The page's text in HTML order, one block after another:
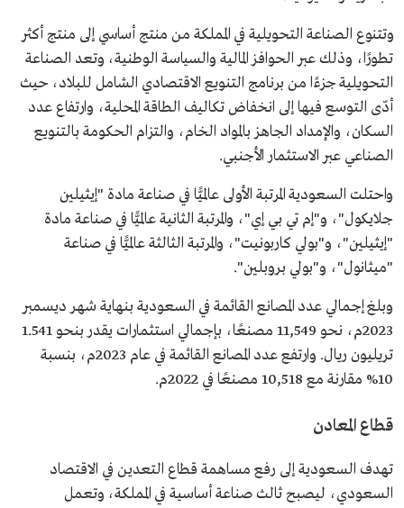
وتتنوع الصناعة التحويلية في المملكة من منتج أساسي إلى منتج أكثر
تطورًا، وذلك عبر الحوافز المالية والسياسة الوطنية، وتعد الصناعة
التحويلية جزءًا من برنامج التنويع الاقتصادي الشامل للبلاد، حيث
أدّى التوسع فيها إلى انخفاض تكاليف الطاقة المحلية، وارتفاع عدد
السكان، والإمداد الجاهز بالمواد الخام، والتزام الحكومة بالتنويع
الصناعي عبر الاستثمار الأجنبي.
واحتلت السعودية المرتبة الأولى عالميًّا في صناعة مادة "إيثيلين
جلايكول"، و"إم تي بي إي"، والمرتبة الثانية عالميًّا في صناعة مادة
"إيثيلين"، و"بولي كاربونيت"، والمرتبة الثالثة عالميًّا في صناعة
"ميثانول"، و"بولي بروبلين".
وبلغ إجمالي عدد المصانع القائمة في السعودية بنهاية شهر ديسمبر
2023م، نحو 11,549 مصنعًا، بإجمالي استثمارات يقدر بنحو 1.541
تريليون ريال. وارتفع عدد المصانع القائمة في عام 2023م، بنسبة
10% مقارنة مع 10,518 مصنعًا في 2022م.
قطاع المعادن
تهدف السعودية إلى رفع مساهمة قطاع التعدين في الاقتصاد
السعودي، ليصبح ثالث صناعة أساسية في المملكة، وتعمل